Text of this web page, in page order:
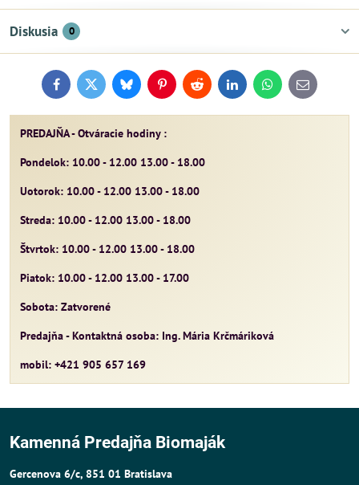
Diskusia 0
FacebookTwitterBlueskyPinterestReddit LinkedInWhatsApp
E-
mail
PREDAJŇA - Otváracie hodiny :
Pondelok: 10.00 - 12.00 13.00 - 18.00
Uotorok: 10.00 - 12.00 13.00 - 18.00
Streda: 10.00 - 12.00 13.00 - 18.00
Štvrtok: 10.00 - 12.00 13.00 - 18.00
Piatok: 10.00 - 12.00 13.00 - 17.00
Sobota: Zatvorené
Predajňa - Kontaktná osoba: Ing. Mária Krčmáriková
mobil: +421 905 657 169
Kamenná Predajňa Biomaják
Gercenova 6/c, 851 01 Bratislava